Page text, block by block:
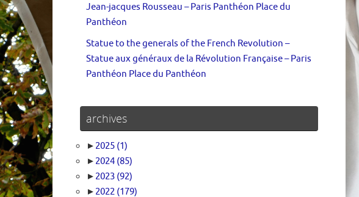
Jean-jacques Rousseau – Paris Panthéon Place du
Panthéon
Statue to the generals of the French Revolution –
Statue aux généraux de la Révolution Française – Paris
Panthéon Place du Panthéon
archives
► 2025 (1)
► 2024 (85)
► 2023 (92)
► 2022 (179)